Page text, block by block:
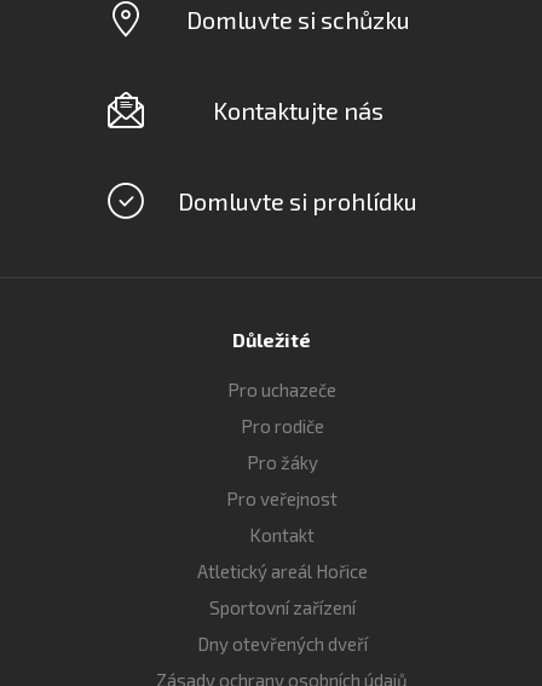
Domluvte si schůzku
Kontaktujte nás
Domluvte si prohlídku
Důležité
Pro uchazeče
Pro rodiče
Pro žáky
Pro veřejnost
Kontakt
Atletický areál Hořice
Sportovní zařízení
Dny otevřených dveří
Zásady ochrany osobních údajů